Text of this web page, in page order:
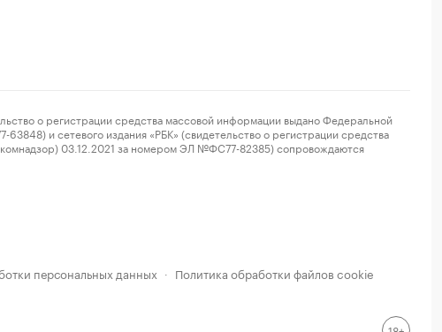
о регистрации средства массовой информации выдано Федеральной
и сетевого издания «РБК» (свидетельство о регистрации средства
03.12.2021 за номером ЭЛ №ФС77-82385) сопровождаются
персональных данных · Политика обработки файлов cookie